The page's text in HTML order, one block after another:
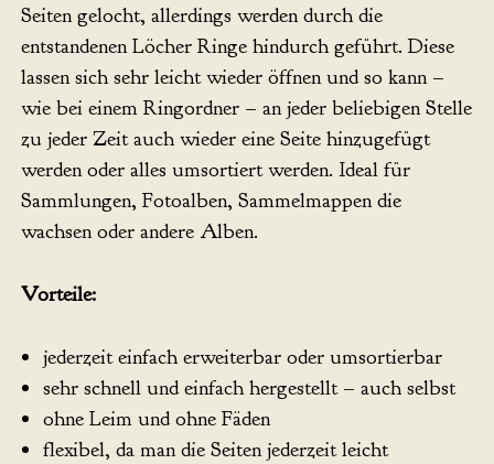
Seiten gelocht, allerdings werden durch die
entstandenen Löcher Ringe hindurch geführt. Diese
lassen sich sehr leicht wieder öffnen und so kann –
wie bei einem Ringordner – an jeder beliebigen Stelle
zu jeder Zeit auch wieder eine Seite hinzugefügt
werden oder alles umsortiert werden. Ideal für
Sammlungen, Fotoalben, Sammelmappen die
wachsen oder andere Alben.
Vorteile:
jederzeit einfach erweiterbar oder umsortierbar
sehr schnell und einfach hergestellt – auch selbst
ohne Leim und ohne Fäden
flexibel, da man die Seiten jederzeit leicht